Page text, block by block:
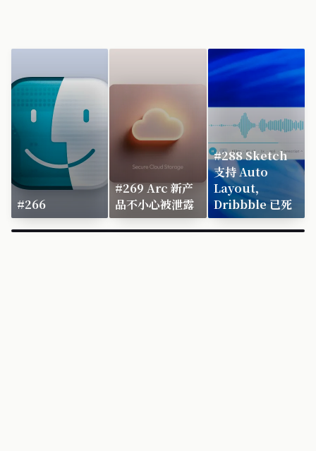
#266
#269 Arc 新产
品不小心被泄露
#288 Sketch
支持 Auto
Layout，
Dribbble 已死